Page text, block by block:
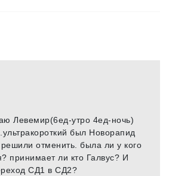
Левемир(6ед-утро 4ед-ночь)
был Новорапид
отменить. была ли у кого
принимает ли кто Галвус?​ И
СД1 в СД2?